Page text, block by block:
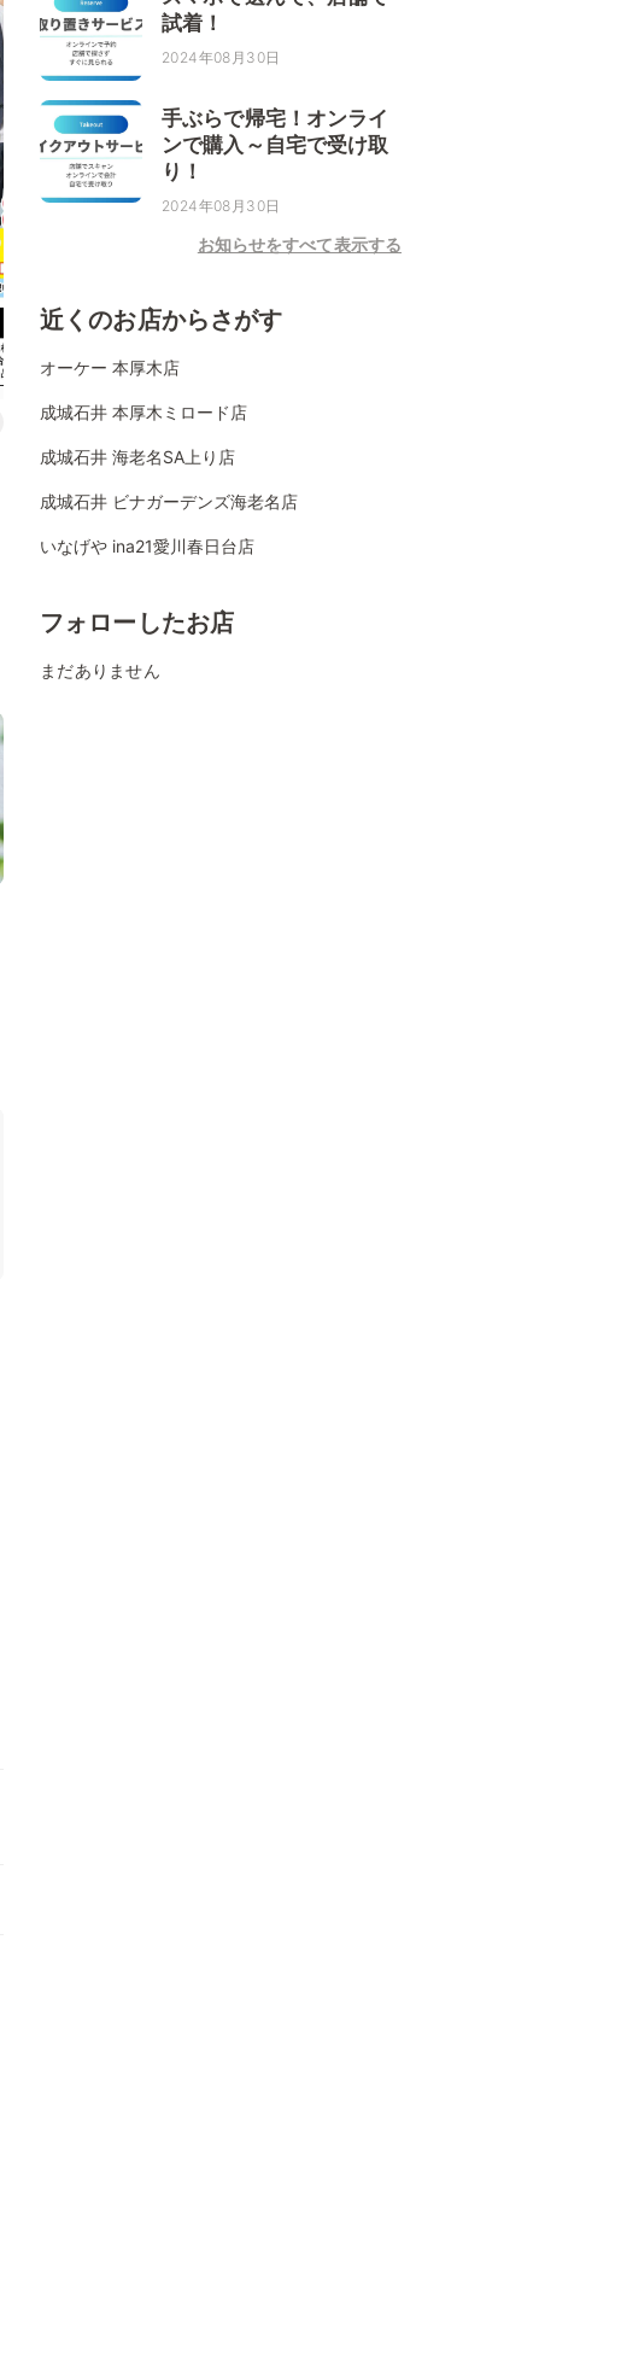
試着！
2024年08月30日
手ぶらで帰宅！オンライ
ンで購入～自宅で受け取
り！
2024年08月30日
お知らせをすべて表示する
近くのお店からさがす
オーケー 本厚木店
成城石井 本厚木ミロード店
成城石井 海老名SA上り店
成城石井 ビナガーデンズ海老名店
いなげや ina21愛川春日台店
フォローしたお店
まだありません